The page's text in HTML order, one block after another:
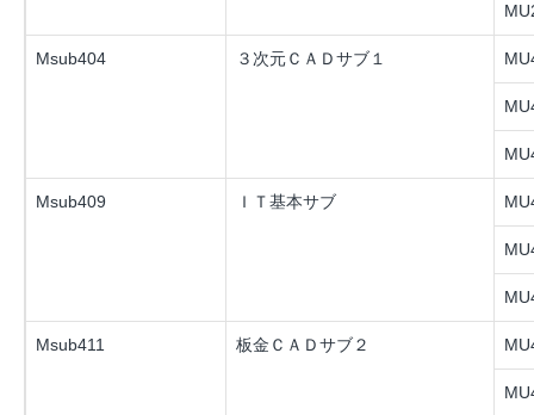
Msub404 ３次元ＣＡＤサブ１
Msub409 ＩＴ基本サブ
Msub411 板金ＣＡＤサブ２